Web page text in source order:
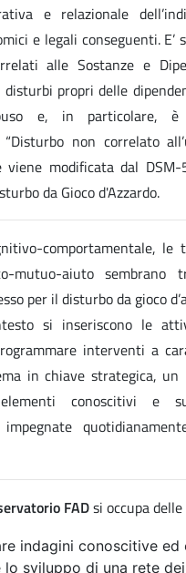
e relazionale
e legali conseguenti.
alle Sostanze e
propri delle
e, in particolare,
non correlato
viene modificata dal DSM-
da Gioco d'Azzardo.
comportamentale, le
mutuo-aiuto
per il disturbo da gioco
si inseriscono le
interventi a
in chiave strategica, un
conoscitivi e
impegnate
FADsi occupa
indagini conoscitive
lo sviluppo di una rete